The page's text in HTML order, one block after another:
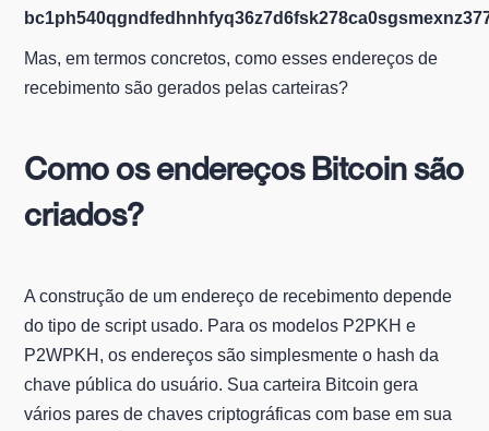
Mas, em termos concretos, como esses endereços de
recebimento são gerados pelas carteiras?
Como os endereços Bitcoin são
criados?
A construção de um endereço de recebimento depende
do tipo de script usado. Para os modelos P2PKH e
P2WPKH, os endereços são simplesmente o hash da
chave pública do usuário. Sua carteira Bitcoin gera
vários pares de chaves criptográficas com base em sua